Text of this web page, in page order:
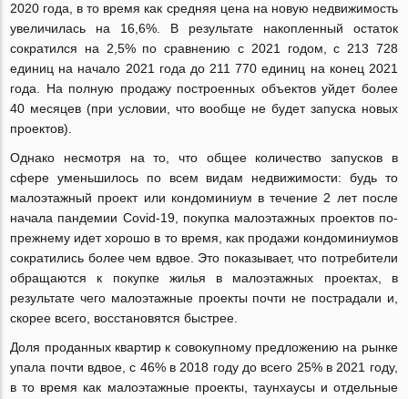
2020 года, в то время как средняя цена на новую недвижимость
увеличилась на 16,6%. В результате накопленный остаток
сократился на 2,5% по сравнению с 2021 годом, с 213 728
единиц на начало 2021 года до 211 770 единиц на конец 2021
года. На полную продажу построенных объектов уйдет более
40 месяцев (при условии, что вообще не будет запуска новых
проектов).
Однако несмотря на то, что общее количество запусков в
сфере уменьшилось по всем видам недвижимости: будь то
малоэтажный проект или кондоминиум в течение 2 лет после
начала пандемии Covid-19, покупка малоэтажных проектов по-
прежнему идет хорошо в то время, как продажи кондоминиумов
сократились более чем вдвое. Это показывает, что потребители
обращаются к покупке жилья в малоэтажных проектах, в
результате чего малоэтажные проекты почти не пострадали и,
скорее всего, восстановятся быстрее.
Доля проданных квартир к совокупному предложению на рынке
упала почти вдвое, с 46% в 2018 году до всего 25% в 2021 году,
в то время как малоэтажные проекты, таунхаусы и отдельные